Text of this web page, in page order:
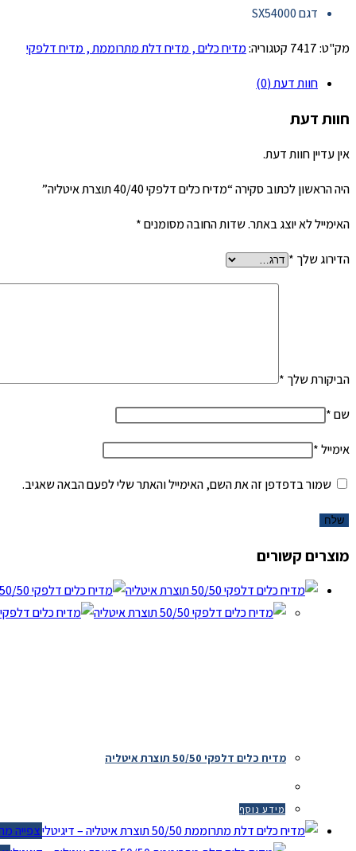
דגם SX54000
מק"ט:7417קטגוריה:מדיח כלים , מדיח דלת מתרוממת , מדיח דלפקי
חוות דעת (0)
חוות דעת
אין עדיין חוות דעת.
היה הראשון לכתוב סקירה “מדיח כלים דלפקי 40/40 תוצרת איטליה”
האימייל לא יוצג באתר.שדות החובה מסומנים*
הדירוג שלך*
הביקורת שלך*
שם*
אימייל*
שמור בדפדפן זה את השם, האימייל והאתר שלי לפעם הבאה שאגיב.
מוצרים קשורים
מדיח כלים דלפקי 50/50 תוצרת איטליה
מידע נוסף
צפייה